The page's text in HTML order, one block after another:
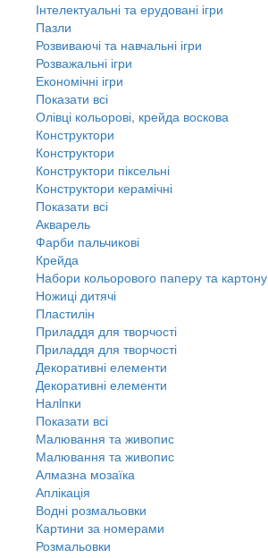
Інтелектуальні та ерудовані ігри
Пазли
Розвиваючі та навчальні ігри
Розважальні ігри
Економічні ігри
Показати всі
Олівці кольорові, крейда воскова
Конструктори
Конструктори
Конструктори піксельні
Конструктори керамічні
Показати всі
Акварель
Фарби пальчикові
Крейда
Набори кольорового паперу та картону
Ножиці дитячі
Пластилін
Приладдя для творчості
Приладдя для творчості
Декоративні елементи
Декоративні елементи
Налiпки
Показати всі
Малювання та живопис
Малювання та живопис
Алмазна мозаїка
Аплікація
Водні розмальовки
Картини за номерами
Розмальовки